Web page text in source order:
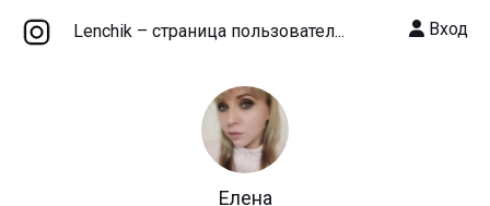
Lenchik – cтраница пользовател... Вход
Елена